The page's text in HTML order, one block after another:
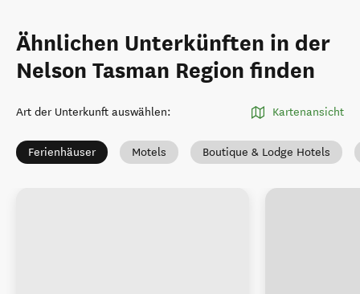
Ähnlichen Unterkünften in der
Nelson Tasman Region finden
Art der Unterkunft auswählen: Kartenansicht
Ferienhäuser Motels Boutique & Lodge Hotels